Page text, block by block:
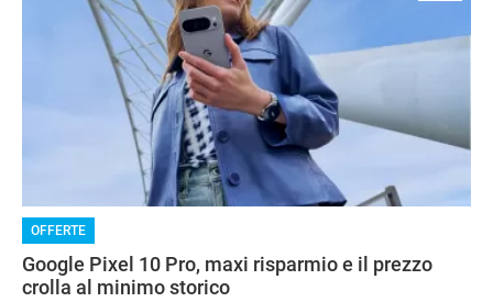
OFFERTE
Google Pixel 10 Pro, maxi risparmio e il prezzo
crolla al minimo storico